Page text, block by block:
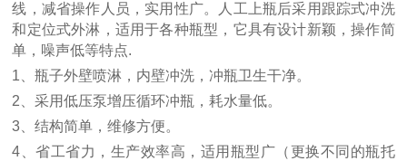
线，减省操作人员，实用性广。人工上瓶后采用跟踪式冲洗
和定位式外淋，适用于各种瓶型，它具有设计新颖，操作简
单，噪声低等特点.
1、瓶子外壁喷淋，内壁冲洗，冲瓶卫生干净。
2、采用低压泵增压循环冲瓶，耗水量低。
3、结构简单，维修方便。
4、省工省力，生产效率高，适用瓶型广（更换不同的瓶托